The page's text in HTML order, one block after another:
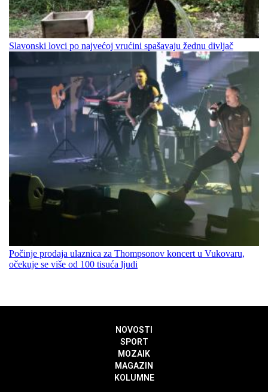
Slavonski lovci po najvećoj vrućini spašavaju žednu divljač
Počinje prodaja ulaznica za Thompsonov koncert u Vukovaru,
očekuje se više od 100 tisuća ljudi
NOVOSTI
SPORT
MOZAIK
MAGAZIN
KOLUMNE